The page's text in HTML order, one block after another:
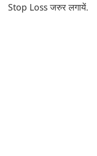
Stop Loss जरुर लगायें.